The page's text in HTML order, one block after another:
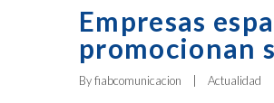
Empresas
promocionan
By fiabcomunicacion Actualidad